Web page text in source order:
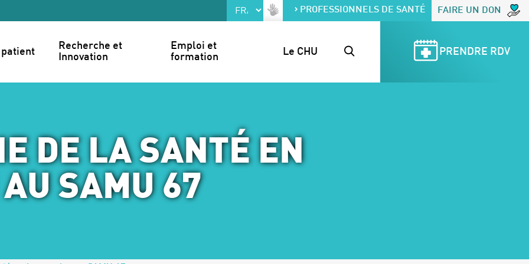
PROFESSIONNELS DE SANTÉ FAIRE UN DON
patient
Recherche et
Innovation
Emploi et
formation
Le CHU PRENDRE RDV
DE LA SANTÉ EN
SAMU 67